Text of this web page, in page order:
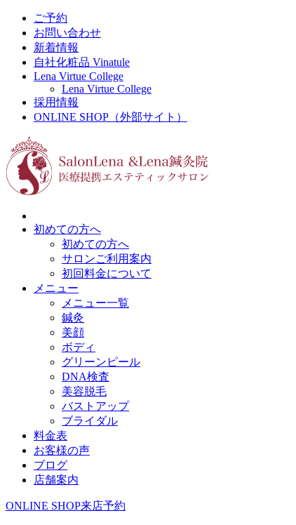
ご予約
お問い合わせ
新着情報
自社化粧品 Vinatule
Lena Virtue College
Lena Virtue College
採用情報
ONLINE SHOP（外部サイト）
初めての方へ
初めての方へ
サロンご利用案内
初回料金について
メニュー
メニュー一覧
鍼灸
美顔
ボディ
グリーンピール
DNA検査
美容脱毛
バストアップ
ブライダル
料金表
お客様の声
ブログ
店舗案内
ONLINE SHOP来店予約